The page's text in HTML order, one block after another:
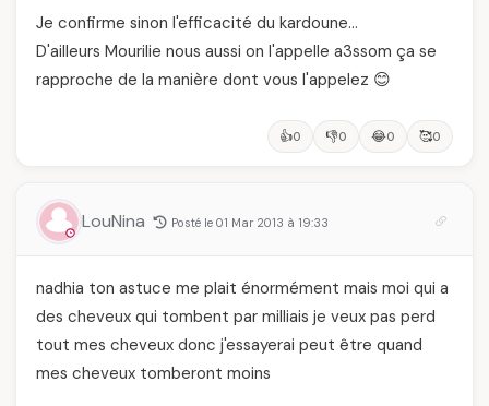
Je confirme sinon l'efficacité du kardoune…
D'ailleurs Mourilie nous aussi on l'appelle a3ssom ça se
rapproche de la manière dont vous l'appelez 😊
👍0 👎0 😂0 🥰0
LouNina Posté le 01 Mar 2013 à 19:33
nadhia ton astuce me plait énormément mais moi qui a
des cheveux qui tombent par milliais je veux pas perd
tout mes cheveux donc j'essayerai peut être quand
mes cheveux tomberont moins